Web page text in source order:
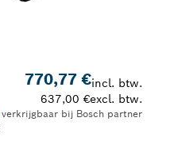
770,77 €incl. btw.
637,00 €excl. btw.
verkrijgbaar bij Bosch partner